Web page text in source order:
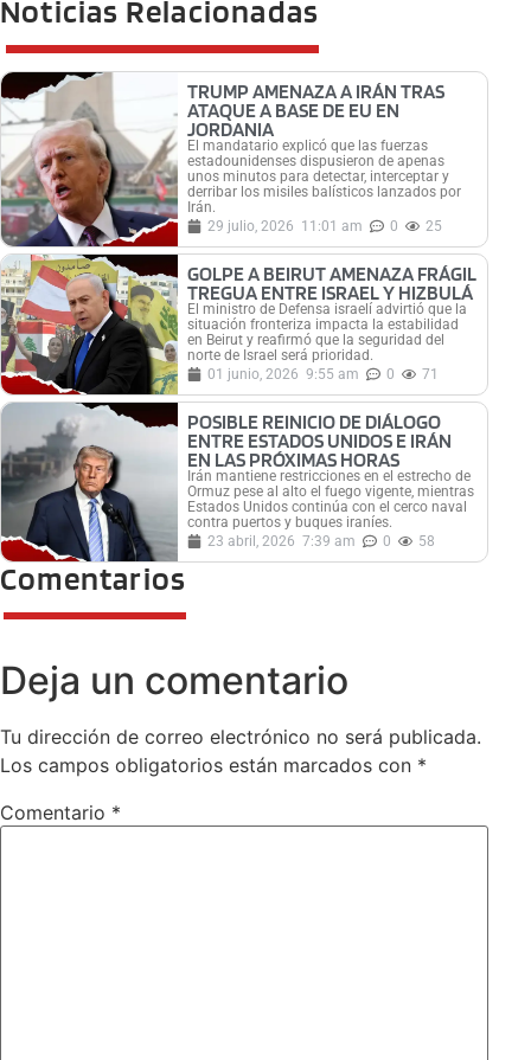
Noticias Relacionadas
TRUMP AMENAZA A IRÁN TRAS
ATAQUE A BASE DE EU EN
JORDANIA
El mandatario explicó que las fuerzas
estadounidenses dispusieron de apenas
unos minutos para detectar, interceptar y
derribar los misiles balísticos lanzados por
Irán.
29 julio, 2026 11:01 am 0 25
GOLPE A BEIRUT AMENAZA FRÁGIL
TREGUA ENTRE ISRAEL Y HIZBULÁ
El ministro de Defensa israelí advirtió que la
situación fronteriza impacta la estabilidad
en Beirut y reafirmó que la seguridad del
norte de Israel será prioridad.
01 junio, 2026 9:55 am 0 71
POSIBLE REINICIO DE DIÁLOGO
ENTRE ESTADOS UNIDOS E IRÁN
EN LAS PRÓXIMAS HORAS
Irán mantiene restricciones en el estrecho de
Ormuz pese al alto el fuego vigente, mientras
Estados Unidos continúa con el cerco naval
contra puertos y buques iraníes.
23 abril, 2026 7:39 am 0 58
Comentarios
Deja un comentario
Tu dirección de correo electrónico no será publicada.
Los campos obligatorios están marcados con *
Comentario *